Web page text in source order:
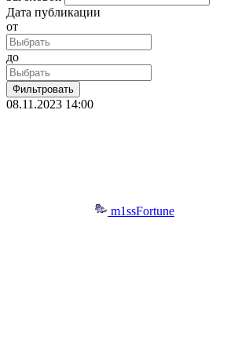
Дата публикации
от
до
Фильтровать
08.11.2023 14:00
m1ssFortune